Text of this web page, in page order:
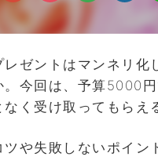
ゼントはマンネリ
今回は、予算5000
く受け取ってもらえ
や失敗しないポイ